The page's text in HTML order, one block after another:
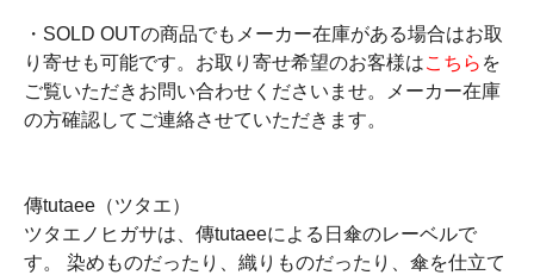
・SOLD OUTの商品でもメーカー在庫がある場合はお取
り寄せも可能です。お取り寄せ希望のお客様はこちら を
ご覧いただきお問い合わせくださいませ。メーカー在庫
の方確認してご連絡させていただきます。
傳tutaee（ツタエ）
ツタエノヒガサは、傳tutaeeによる日傘のレーベルで
す。 染めものだったり、織りものだったり、傘を仕立て